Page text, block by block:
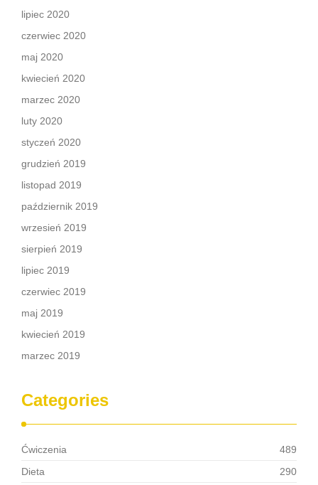
lipiec 2020
czerwiec 2020
maj 2020
kwiecień 2020
marzec 2020
luty 2020
styczeń 2020
grudzień 2019
listopad 2019
październik 2019
wrzesień 2019
sierpień 2019
lipiec 2019
czerwiec 2019
maj 2019
kwiecień 2019
marzec 2019
Categories
Ćwiczenia
489
Dieta
290